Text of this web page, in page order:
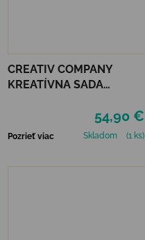
CREATIV COMPANY
KREATÍVNA SADA
RESIN CASTING CONCH
54,90 €
Pozrieť viac Skladom (1 ks)